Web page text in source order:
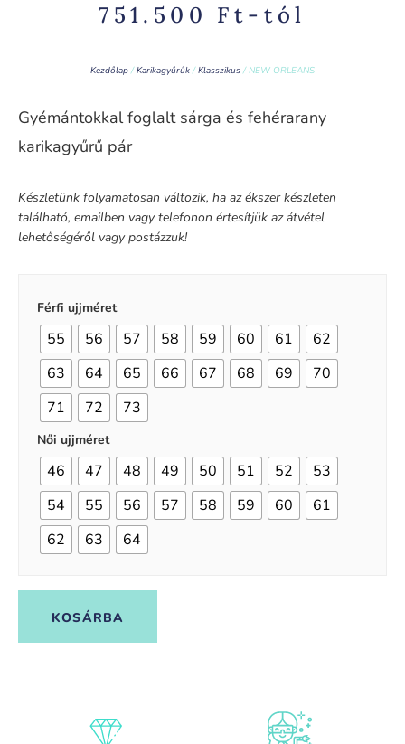
751.500 Ft-tól
Kezdőlap/Karikagyűrűk/Klasszikus/ NEW ORLEANS
Gyémántokkal foglalt sárga és fehérarany
karikagyűrű pár
Készletünk folyamatosan változik, ha az ékszer készleten
található, emailben vagy telefonon értesítjük az átvétel
lehetőségéről vagy postázzuk!
Férfi ujjméret
55 56 57 58 59 60 61
62
63
64 65 66 67 68 69
70
71
72 73
Női ujjméret
46 47 48 49 50 51 52
53
54
55 56 57 58 59 60
61
62
63 64
KOSÁRBA